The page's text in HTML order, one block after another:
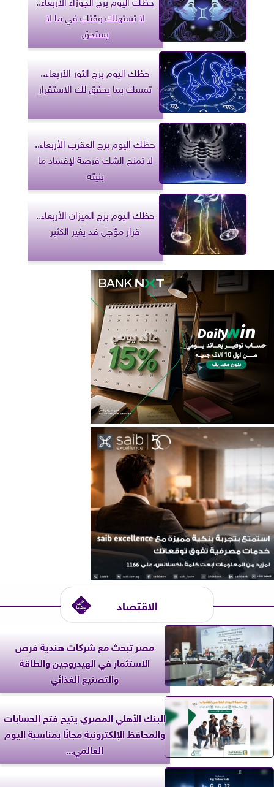
لا تستهلك وقتك في ما لا
يستحق
حظك اليوم برج الثور الأربعاء..
تمسك بما يحقق لك الاستقرار
حظك اليوم برج العقرب الأربعاء..
لا تمنح الشك فرصة لإفساد ما
بنيته
حظك اليوم برج الميزان الأربعاء..
قرار مؤجل قد يغير الكثير
الاقتصاد
مصر تبحث مع شركات هندية فرص
الاستثمار في الهيدروجين والطاقة
والتصنيع الغذائي
البنك الأهلي المصري يتيح فتح الحسابات
والمحافظ الإلكترونية مجانًا بمناسبة اليوم
العالمي...